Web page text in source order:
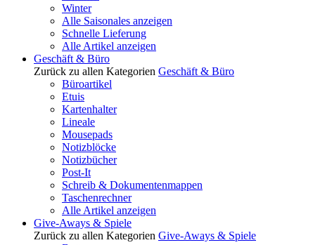
Winter
Alle Saisonales anzeigen
Schnelle Lieferung
Alle Artikel anzeigen
Geschäft & Büro
Zurück zu allen Kategorien Geschäft & Büro
Büroartikel
Etuis
Kartenhalter
Lineale
Mousepads
Notizblöcke
Notizbücher
Post-It
Schreib & Dokumentenmappen
Taschenrechner
Alle Artikel anzeigen
Give-Aways & Spiele
Zurück zu allen Kategorien Give-Aways & Spiele